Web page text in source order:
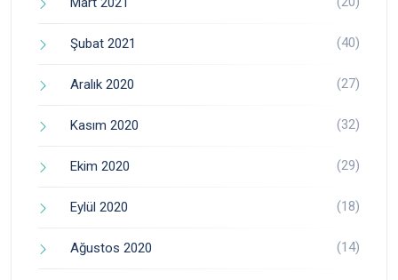
Şubat 2021 (40)
Aralık 2020 (27)
Kasım 2020 (32)
Ekim 2020 (29)
Eylül 2020 (18)
Ağustos 2020 (14)